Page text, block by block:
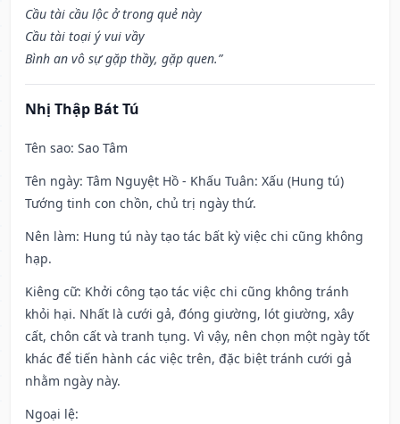
Cầu tài cầu lộc ở trong quẻ này
Cầu tài toại ý vui vầy
Bình an vô sự gặp thầy, gặp quen.”
Nhị Thập Bát Tú
Tên sao: Sao Tâm
Tên ngày: Tâm Nguyệt Hồ - Khấu Tuân: Xấu (Hung tú)
Tướng tinh con chồn, chủ trị ngày thứ.
Nên làm: Hung tú này tạo tác bất kỳ việc chi cũng không
hạp.
Kiêng cữ: Khởi công tạo tác việc chi cũng không tránh
khỏi hại. Nhất là cưới gả, đóng giường, lót giường, xây
cất, chôn cất và tranh tụng. Vì vậy, nên chọn một ngày tốt
khác để tiến hành các việc trên, đặc biệt tránh cưới gả
nhằm ngày này.
Ngoại lệ: